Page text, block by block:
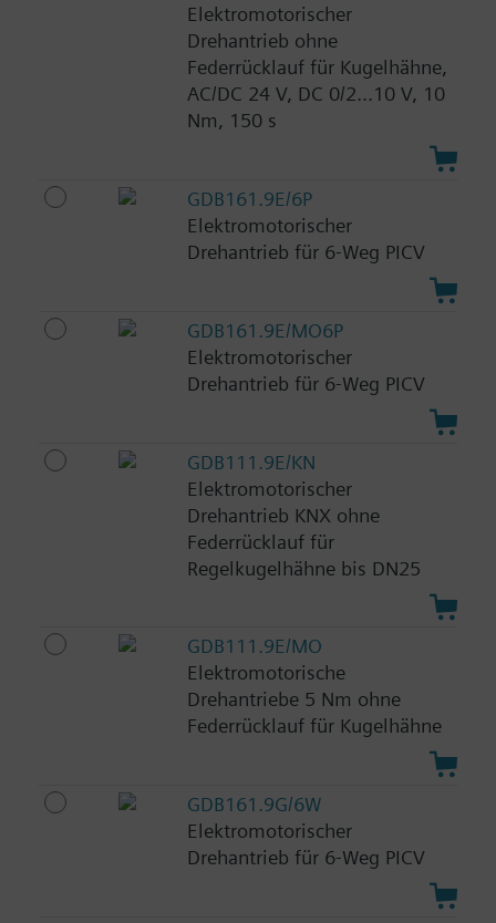
Elektromotorischer
Drehantrieb ohne
Federrücklauf für Kugelhähne,
AC/DC 24 V, DC 0/2...10 V, 10
Nm, 150 s
GDB161.9E/6P
Elektromotorischer
Drehantrieb für 6-Weg PICV
GDB161.9E/MO6P
Elektromotorischer
Drehantrieb für 6-Weg PICV
GDB111.9E/KN
Elektromotorischer
Drehantrieb KNX ohne
Federrücklauf für
Regelkugelhähne bis DN25
GDB111.9E/MO
Elektromotorische
Drehantriebe 5 Nm ohne
Federrücklauf für Kugelhähne
GDB161.9G/6W
Elektromotorischer
Drehantrieb für 6-Weg PICV